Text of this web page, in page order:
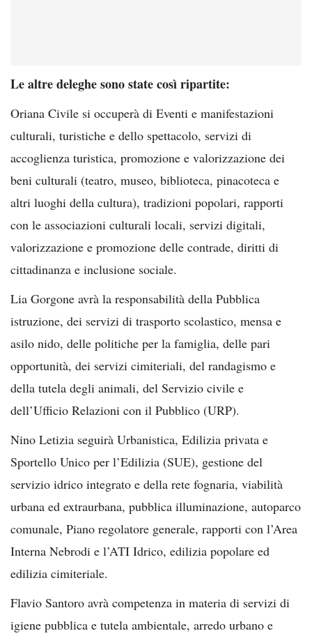
Le altre deleghe sono state così ripartite:
Oriana Civile si occuperà di Eventi e manifestazioni
culturali, turistiche e dello spettacolo, servizi di
accoglienza turistica, promozione e valorizzazione dei
beni culturali (teatro, museo, biblioteca, pinacoteca e
altri luoghi della cultura), tradizioni popolari, rapporti
con le associazioni culturali locali, servizi digitali,
valorizzazione e promozione delle contrade, diritti di
cittadinanza e inclusione sociale.
Lia Gorgone avrà la responsabilità della Pubblica
istruzione, dei servizi di trasporto scolastico, mensa e
asilo nido, delle politiche per la famiglia, delle pari
opportunità, dei servizi cimiteriali, del randagismo e
della tutela degli animali, del Servizio civile e
dell’Ufficio Relazioni con il Pubblico (URP).
Nino Letizia seguirà Urbanistica, Edilizia privata e
Sportello Unico per l’Edilizia (SUE), gestione del
servizio idrico integrato e della rete fognaria, viabilità
urbana ed extraurbana, pubblica illuminazione, autoparco
comunale, Piano regolatore generale, rapporti con l’Area
Interna Nebrodi e l’ATI Idrico, edilizia popolare ed
edilizia cimiteriale.
Flavio Santoro avrà competenza in materia di servizi di
igiene pubblica e tutela ambientale, arredo urbano e